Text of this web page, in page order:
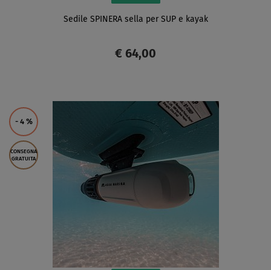
Sedile SPINERA sella per SUP e kayak
€ 64,00
SCHERMO
- 4 %
CONSEGNA
GRATUITA